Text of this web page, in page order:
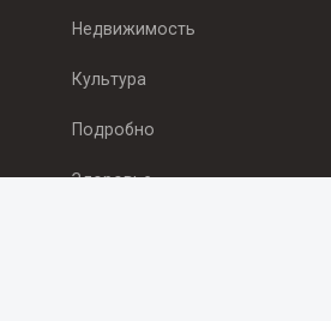
Недвижимость
Культура
Подробно
Здоровье